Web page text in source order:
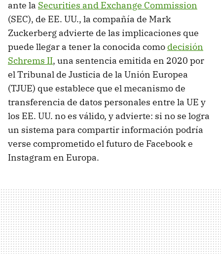
ante la Securities and Exchange Commission
(SEC), de EE. UU., la compañía de Mark
Zuckerberg advierte de las implicaciones que
puede llegar a tener la conocida como decisión
Schrems II, una sentencia emitida en 2020 por
el Tribunal de Justicia de la Unión Europea
(TJUE) que establece que el mecanismo de
transferencia de datos personales entre la UE y
los EE. UU. no es válido, y advierte: si no se logra
un sistema para compartir información podría
verse comprometido el futuro de Facebook e
Instagram en Europa.